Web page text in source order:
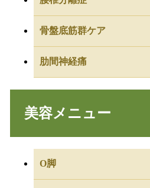
骨盤底筋群ケア
肋間神経痛
美容メニュー
O脚